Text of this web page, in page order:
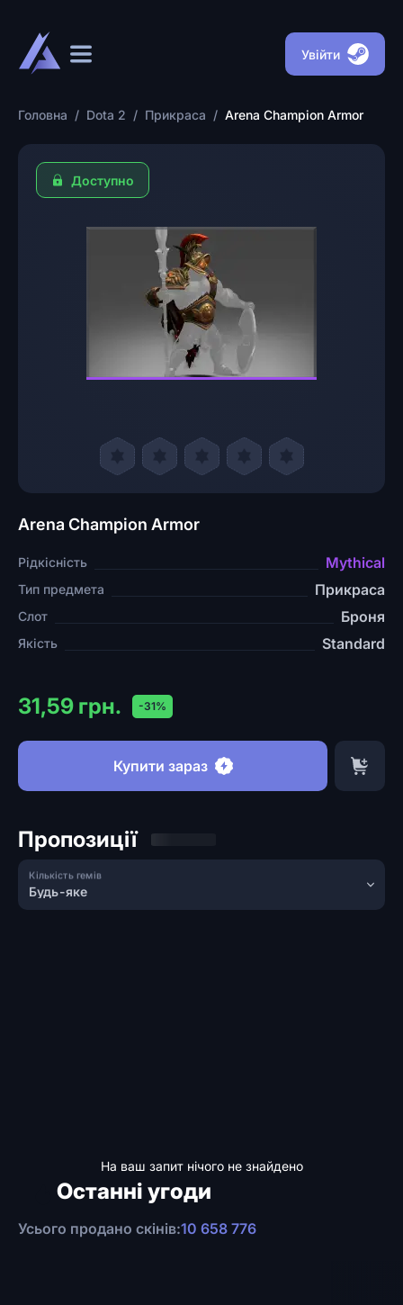
Увійти
Головна / Dota 2 / Прикраса / Arena Champion Armor
Доступно
Arena Champion Armor
Рідкісність Mythical
Тип предмета Прикраса
Слот Броня
Якість Standard
31,59 грн. -31%
Купити зараз
Пропозиції
Будь-яке
Кількість гемів
На ваш запит нічого не знайдено
Останні угоди
Усього продано скінів:10 658 776